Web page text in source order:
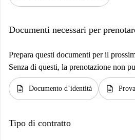
Documenti necessari per
Prepara questi documenti per il
Senza di questi, la prenotazione non
description Documento d’identità description
Tipo di contratto